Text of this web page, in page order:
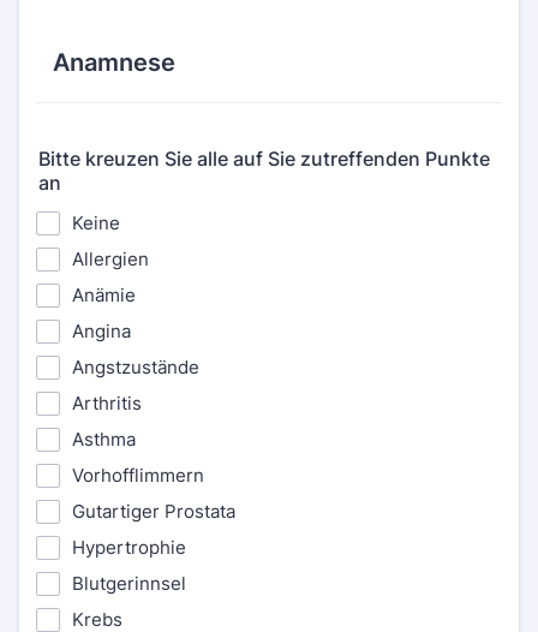
Anamnese
Bitte kreuzen Sie alle auf Sie zutreffenden Punkte
an
Keine
Allergien
Anämie
Angina
Angstzustände
Arthritis
Asthma
Vorhofflimmern
Gutartiger Prostata
Hypertrophie
Blutgerinnsel
Krebs